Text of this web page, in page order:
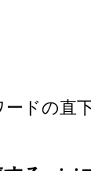
ードの直